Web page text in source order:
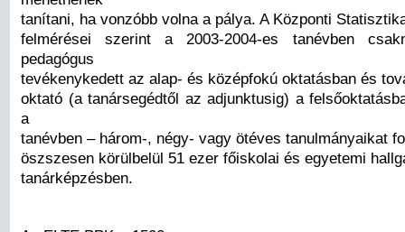
tanítani, ha vonzóbb volna a pálya. A Központi
felmérései szerint a 2003-2004-es tanévben
pedagógus
tevékenykedett az alap- és középfokú oktatásban és
oktató (a tanársegédtől az adjunktusig) a
a
tanévben – három-, négy- vagy ötéves tanulmányaikat
öszszesen körülbelül 51 ezer főiskolai és egyetemi
tanárképzésben.